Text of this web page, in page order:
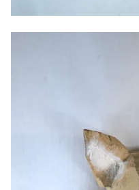
Masque de Palombe, 2025